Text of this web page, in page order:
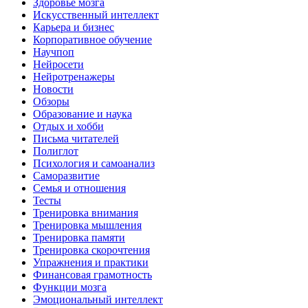
Здоровье мозга
Искусственный интеллект
Карьера и бизнес
Корпоративное обучение
Научпоп
Нейросети
Нейротренажеры
Новости
Обзоры
Образование и наука
Отдых и хобби
Письма читателей
Полиглот
Психология и самоанализ
Саморазвитие
Семья и отношения
Тесты
Тренировка внимания
Тренировка мышления
Тренировка памяти
Тренировка скорочтения
Упражнения и практики
Финансовая грамотность
Функции мозга
Эмоциональный интеллект